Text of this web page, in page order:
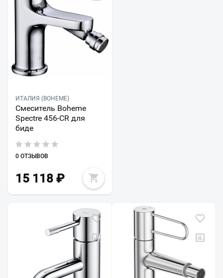
ИТАЛИЯ (BOHEME)
Смеситель Boheme
Spectre 456-CR для
биде
0 ОТЗЫВОВ
15 118 ₽